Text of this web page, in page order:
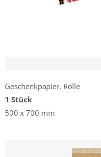
Geschenkpapier, Rolle
1 Stück
500 x 700 mm